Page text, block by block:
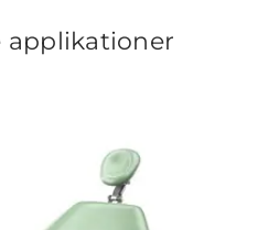
applikationer